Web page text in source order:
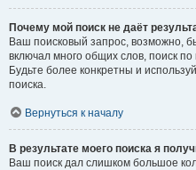
Почему мой поиск не даёт
Ваш поисковый запрос, возможно,
включал много общих слов, поиск
Будьте более конкретны и
поиска.
Вернуться к началу
В результате моего поиска я
Ваш поиск дал слишком большое